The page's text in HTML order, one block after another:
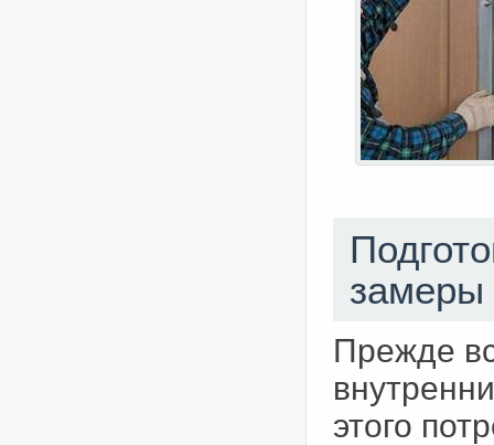
замеры
Прежде
этого